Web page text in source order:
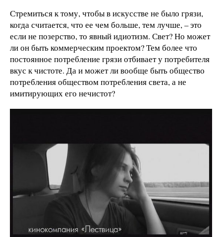
Стремиться к тому, чтобы в искусстве не было грязи,
когда считается, что ее чем больше, тем лучше, – это
если не позерство, то явный идиотизм. Свет? Но может
ли он быть коммерческим проектом? Тем более что
постоянное потребление грязи отбивает у потребителя
вкус к чистоте. Да и может ли вообще быть общество
потребления обществом потребления света, а не
имитирующих его нечистот?